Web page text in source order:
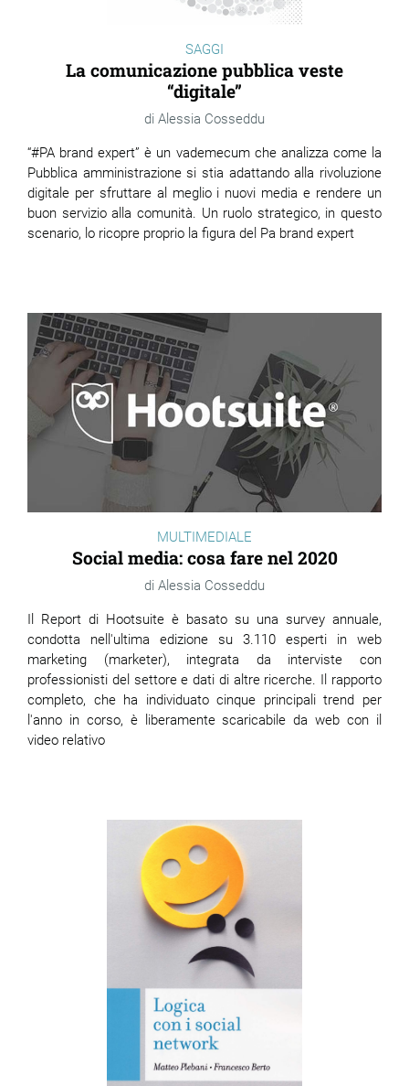
SAGGI
La comunicazione pubblica veste
“digitale”
Alessia Cosseddu
“#PA brand expert” è un vademecum che analizza come la
Pubblica amministrazione si stia adattando alla rivoluzione
digitale per sfruttare al meglio i nuovi media e rendere un
buon servizio alla comunità. Un ruolo strategico, in questo
scenario, lo ricopre proprio la figura del Pa brand expert
MULTIMEDIALE
Social media: cosa fare nel 2020
Alessia Cosseddu
Il Report di Hootsuite è basato su una survey annuale,
condotta nell'ultima edizione su 3.110 esperti in web
marketing (marketer), integrata da interviste con
professionisti del settore e dati di altre ricerche. Il rapporto
completo, che ha individuato cinque principali trend per
l'anno in corso, è liberamente scaricabile da web con il
video relativo